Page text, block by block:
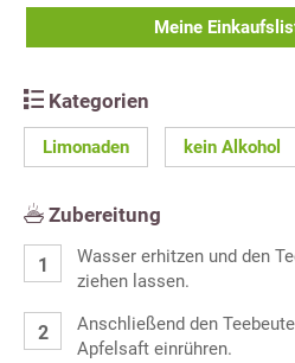
Meine
Kategorien
Limonaden kein Alkohol
Zubereitung
Wasser erhitzen und den
ziehen lassen.
Anschließend den
Apfelsaft einrühren.